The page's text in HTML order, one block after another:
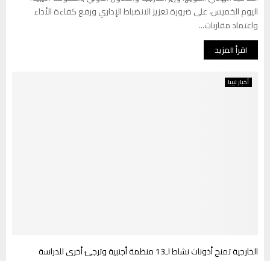
اليوم الخميس، على ضرورة تعزيز الانضباط الإداري ورفع كفاءة الأداء
واعتماد مقاربات...
اقرأ المزيد
أخبار ليبيا
الخارجية تمنح أذونات نشاط لـ13 منظمة أجنبية وترجئ أخرى للدراسة